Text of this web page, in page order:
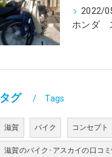
2022/
タグ Tags
滋賀 バイク コンセプト
滋賀のバイク･アスカイの口コ